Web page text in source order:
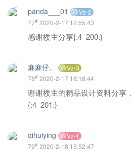
panda___01
Vz-2
77# 2020-2-17 12:55:43
感谢楼主分享{:4_200:}
麻麻仔。
Vz-3
78# 2020-2-17 18:18:44
谢谢楼主的精品设计资料分享
{:4_201:}
qihuiying
Vz-1
79# 2020-2-18 15:52:47